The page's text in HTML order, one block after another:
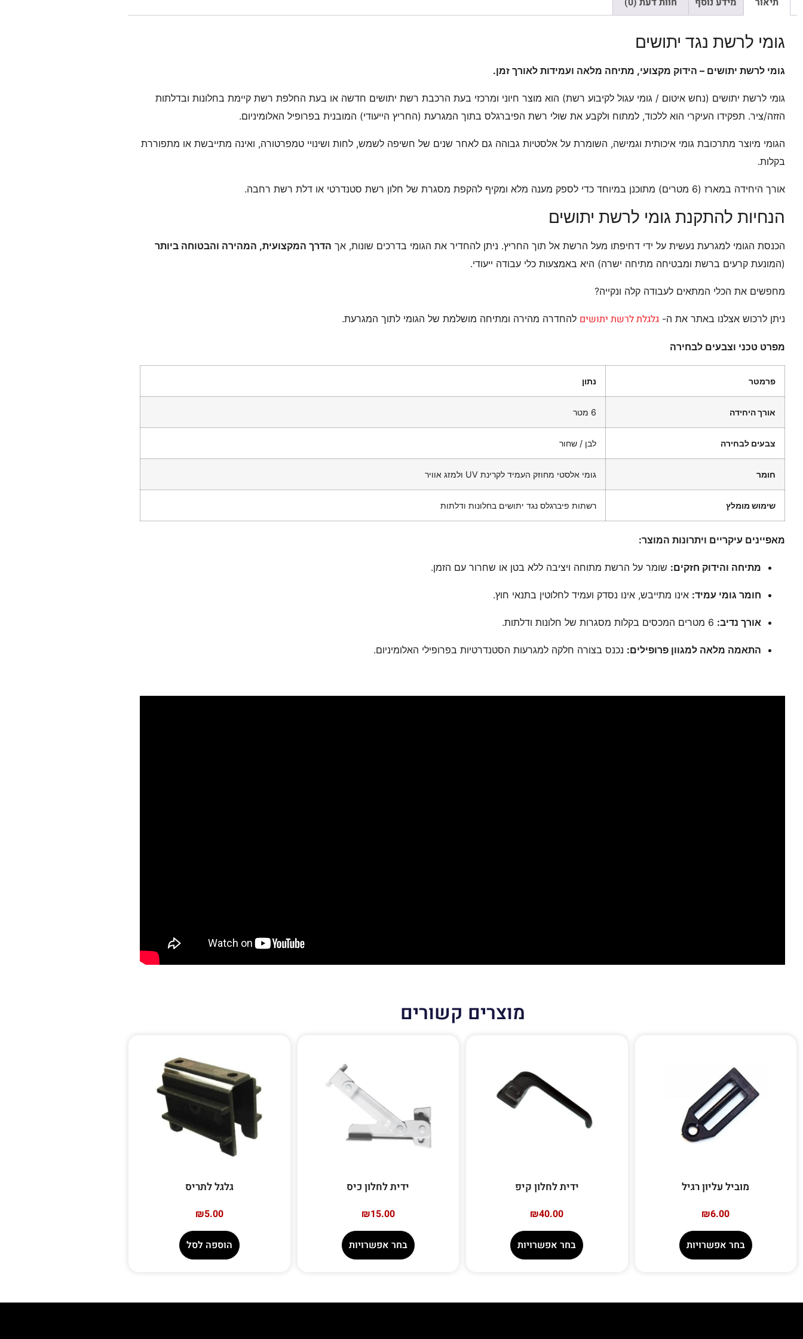
גומי לרשת נגד יתושים
גומי לרשת יתושים – הידוק מקצועי, מתיחה מלאה ועמידות לאורך זמן.
גומי לרשת יתושים (נחש איטום / גומי עגול לקיבוע רשת) הוא מוצר חיוני ומרכזי בעת הרכבת רשת יתושים חדשה או בעת החלפת רשת קיימת בחלונות ובדלתות
הזזה/ציר. תפקידו העיקרי הוא ללכוד, למתוח ולקבע את שולי רשת הפיברגלס בתוך המגרעת (החריץ הייעודי) המובנית בפרופיל האלומיניום.
הגומי מיוצר מתרכובת גומי איכותית וגמישה, השומרת על אלסטיות גבוהה גם לאחר שנים של חשיפה לשמש, לחות ושינויי טמפרטורה, ואינה מתייבשת או מתפוררת
בקלות.
אורך היחידה במארז (6 מטרים) מתוכנן במיוחד כדי לספק מענה מלא ומקיף להקפת מסגרת של חלון רשת סטנדרטי או דלת רשת רחבה.
הנחיות להתקנת גומי לרשת יתושים
הכנסת הגומי למגרעת נעשית על ידי דחיפתו מעל הרשת אל תוך החריץ. ניתן להחדיר את הגומי בדרכים שונות, אך הדרך המקצועית, המהירה והבטוחה ביותר
(המונעת קרעים ברשת ומבטיחה מתיחה ישרה) היא באמצעות כלי עבודה ייעודי.
מחפשים את הכלי המתאים לעבודה קלה ונקייה?
ניתן לרכוש אצלנו באתר את ה- גלגלת לרשת יתושים להחדרה מהירה ומתיחה מושלמת של הגומי לתוך המגרעת.
מפרט טכני וצבעים לבחירה
פרמטר נתון
אורך היחידה 6 מטר
צבעים לבחירה לבן / שחור
חומר גומי אלסטי מחוזק העמיד לקרינת UV ולמזג אוויר
שימוש מומלץ רשתות פיברגלס נגד יתושים בחלונות ודלתות
מאפיינים עיקריים ויתרונות המוצר:
מתיחה והידוק חזקים: שומר על הרשת מתוחה ויציבה ללא בטן או שחרור עם הזמן.
חומר גומי עמיד: אינו מתייבש, אינו נסדק ועמיד לחלוטין בתנאי חוץ.
אורך נדיב:
התאמה מלאה למגוון פרופילים: נכנס בצורה חלקה למגרעות הסטנדרטיות בפרופילי האלומיניום.
מוצרים קשורים
מוביל עליון רגיל
₪6.00
בחר אפשרויות
ידית לחלון קיפ
₪40.00
בחר אפשרויות
ידית לחלון כיס
₪15.00
בחר אפשרויות
גלגל לתריס
₪5.00
הוספה לסל